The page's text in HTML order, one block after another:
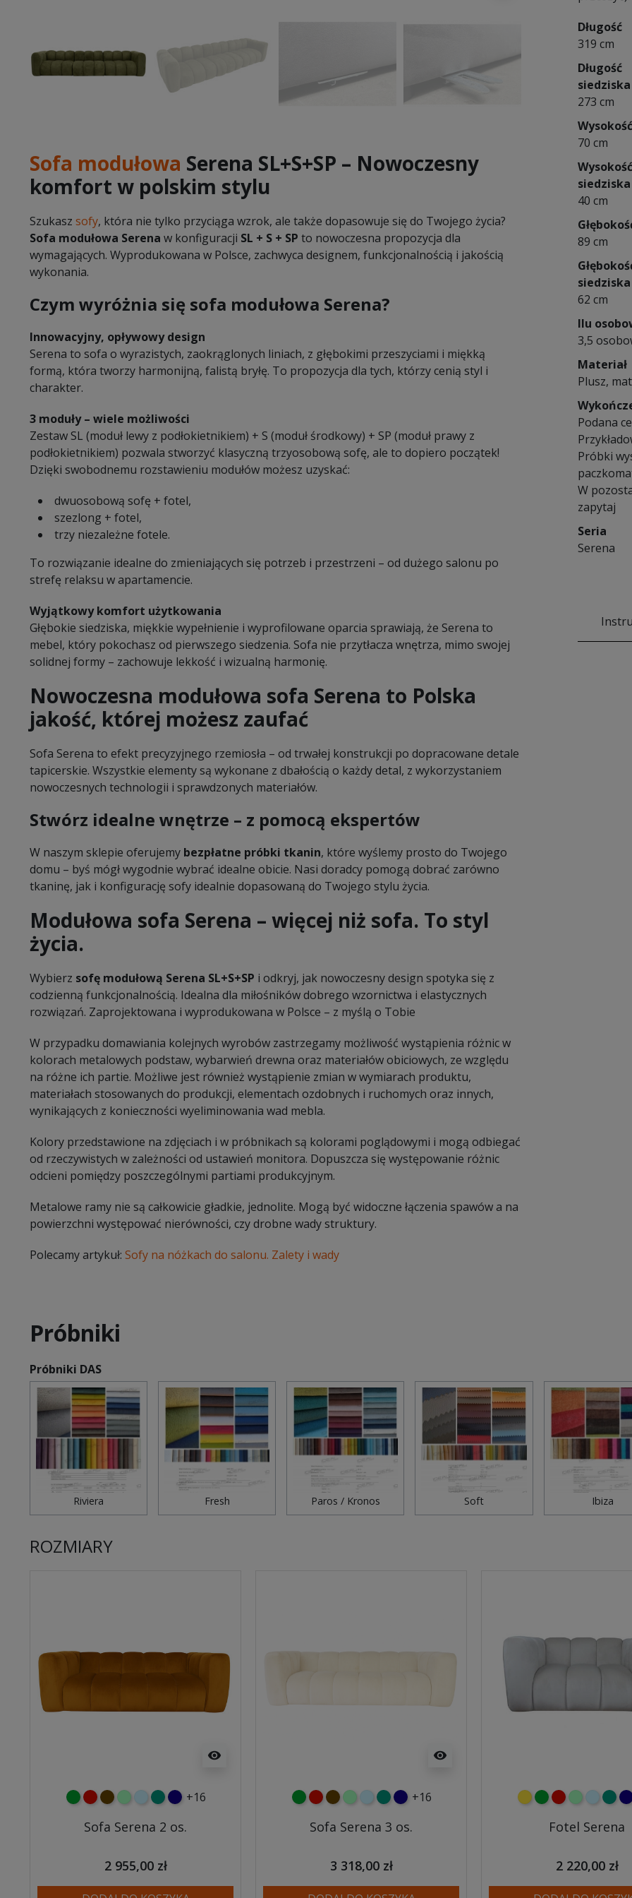
Sofa modułowa Serena SL+S+SP – Nowoczesny
komfort w polskim stylu
Szukasz sofy, która nie tylko przyciąga wzrok, ale także dopasowuje się do Twojego życia?
Sofa modułowa Serena w konfiguracji SL + S + SP to nowoczesna propozycja dla
wymagających. Wyprodukowana w Polsce, zachwyca designem, funkcjonalnością i jakością
wykonania.
Czym wyróżnia się sofa modułowa Serena?
Innowacyjny, opływowy design
Serena to sofa o wyrazistych, zaokrąglonych liniach, z głębokimi przeszyciami i miękką
formą, która tworzy harmonijną, falistą bryłę. To propozycja dla tych, którzy cenią styl i
charakter.
3 moduły – wiele możliwości
Zestaw SL (moduł lewy z podłokietnikiem) + S (moduł środkowy) + SP (moduł prawy z
podłokietnikiem) pozwala stworzyć klasyczną trzyosobową sofę, ale to dopiero początek!
Dzięki swobodnemu rozstawieniu modułów możesz uzyskać:
dwuosobową sofę + fotel,
szezlong + fotel,
trzy niezależne fotele.
To rozwiązanie idealne do zmieniających się potrzeb i przestrzeni – od dużego salonu po
strefę relaksu w apartamencie.
Wyjątkowy komfort użytkowania
Głębokie siedziska, miękkie wypełnienie i wyprofilowane oparcia sprawiają, że Serena to
mebel, który pokochasz od pierwszego siedzenia. Sofa nie przytłacza wnętrza, mimo swojej
solidnej formy – zachowuje lekkość i wizualną harmonię.
Nowoczesna modułowa sofa Serena to Polska
jakość, której możesz zaufać
Sofa Serena to efekt precyzyjnego rzemiosła – od trwałej konstrukcji po dopracowane detale
tapicerskie. Wszystkie elementy są wykonane z dbałością o każdy detal, z wykorzystaniem
nowoczesnych technologii i sprawdzonych materiałów.
Stwórz idealne wnętrze – z pomocą ekspertów
W naszym sklepie oferujemy bezpłatne próbki tkanin, które wyślemy prosto do Twojego
domu – byś mógł wygodnie wybrać idealne obicie. Nasi doradcy pomogą dobrać zarówno
tkaninę, jak i konfigurację sofy idealnie dopasowaną do Twojego stylu życia.
Modułowa sofa Serena – więcej niż sofa. To styl
życia.
Wybierz sofę modułową Serena SL+S+SP i odkryj, jak nowoczesny design spotyka się z
codzienną funkcjonalnością. Idealna dla miłośników dobrego wzornictwa i elastycznych
rozwiązań. Zaprojektowana i wyprodukowana w Polsce – z myślą o Tobie
W przypadku domawiania kolejnych wyrobów zastrzegamy możliwość wystąpienia różnic w
kolorach metalowych podstaw, wybarwień drewna oraz materiałów obiciowych, ze względu
na różne ich partie. Możliwe jest również wystąpienie zmian w wymiarach produktu,
materiałach stosowanych do produkcji, elementach ozdobnych i ruchomych oraz innych,
wynikających z konieczności wyeliminowania wad mebla.
Kolory przedstawione na zdjęciach i w próbnikach są kolorami poglądowymi i mogą odbiegać
od rzeczywistych w zależności od ustawień monitora. Dopuszcza się występowanie różnic
odcieni pomiędzy poszczególnymi partiami produkcyjnym.
Metalowe ramy nie są całkowicie gładkie, jednolite. Mogą być widoczne łączenia spawów a na
powierzchni występować nierówności, czy drobne wady struktury.
Polecamy artykuł: Sofy na nóżkach do salonu. Zalety i wady
Długość
319 cm
Długość
siedziska
273 cm
Wysokość
70 cm
Wysokość
siedziska
40 cm
89 cm
siedziska
62 cm
Ilu
3,5
Materiał
Plusz,
Podana
Próbki
W
zapytaj
Seria
Serena
Próbniki
Próbniki DAS
Riviera Fresh Paros / Kronos Soft Ibiza
ROZMIARY
visibility
zielonyczerwony
czekoladowy
miętowybłękitnyturkusowy
granatowy
+16
Sofa Serena 2 os.
2 955,00 zł
visibility
zielonyczerwony
czekoladowy
miętowybłękitnyturkusowy
granatowy
+16
Sofa Serena 3 os.
3 318,00 zł
żółtyzielonyczerwony
miętowybłękitny
Fotel Serena
2 220,00 zł